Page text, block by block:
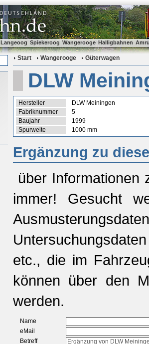
Langeoog Spiekeroog Wangerooge Halligbahnen
Start Wangerooge Güterwagen
DLW
Hersteller
DLW Meiningen
Fabriknummer
5
Baujahr
1999
Spurweite
1000 mm
Ergänzung zu
über Informationen
immer! Gesucht
etc., die im
können über den
werden.
Name
eMail
Betreff